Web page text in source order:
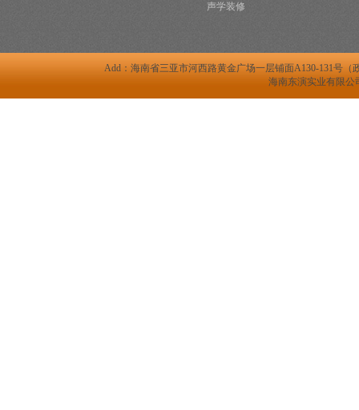
声学装修
Add：海南省三亚市河西路黄金广场一层铺面A130-131号
海南东演实业有限